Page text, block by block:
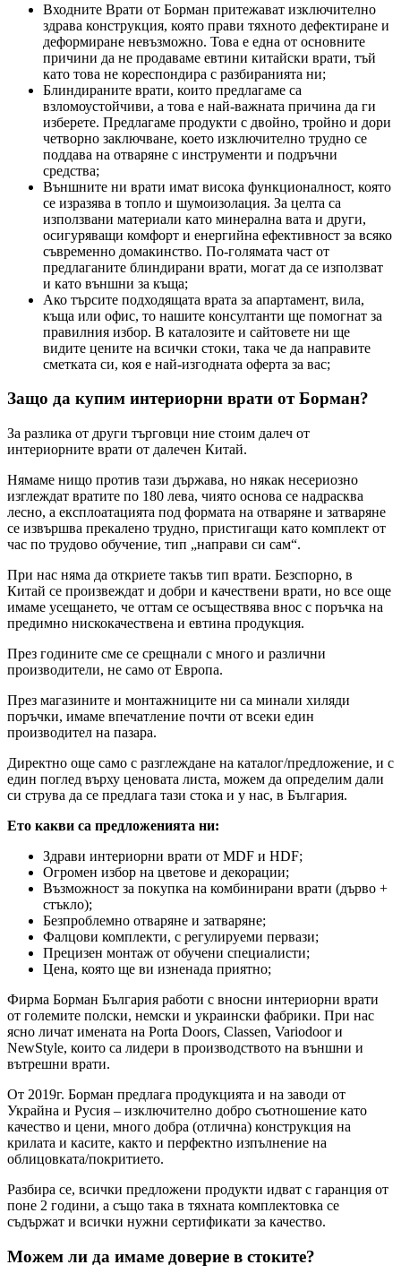
Входните Врати от Борман притежават изключително
здрава конструкция, която прави тяхното дефектиране и
деформиране невъзможно. Това е една от основните
причини да не продаваме евтини китайски врати, тъй
като това не кореспондира с разбиранията ни;
Блиндираните врати, които предлагаме са
взломоустойчиви, а това е най-важната причина да ги
изберете. Предлагаме продукти с двойно, тройно и дори
четворно заключване, което изключително трудно се
поддава на отваряне с инструменти и подръчни
средства;
Външните ни врати имат висока функционалност, която
се изразява в топло и шумоизолация. За целта са
използвани материали като минерална вата и други,
осигуряващи комфорт и енергийна ефективност за всяко
съвременно домакинство. По-голямата част от
предлаганите блиндирани врати, могат да се използват
и като външни за къща;
Ако търсите подходящата врата за апартамент, вила,
къща или офис, то нашите консултанти ще помогнат за
правилния избор. В каталозите и сайтовете ни ще
видите цените на всички стоки, така че да направите
сметката си, коя е най-изгодната оферта за вас;
Защо да купим интериорни врати от Борман?
За разлика от други търговци ние стоим далеч от
интериорните врати от далечен Китай.
Нямаме нищо против тази държава, но някак несериозно
изглеждат вратите по 180 лева, чиято основа се надрасква
лесно, а експлоатацията под формата на отваряне и затваряне
се извършва прекалено трудно, пристигащи като комплект от
час по трудово обучение, тип „направи си сам“.
При нас няма да откриете такъв тип врати. Безспорно, в
Китай се произвеждат и добри и качествени врати, но все още
имаме усещането, че оттам се осъществява внос с поръчка на
предимно нискокачествена и евтина продукция.
През годините сме се срещнали с много и различни
производители, не само от Европа.
През магазините и монтажниците ни са минали хиляди
поръчки, имаме впечатление почти от всеки един
производител на пазара.
Директно още само с разглеждане на каталог/предложение, и с
един поглед върху ценовата листа, можем да определим дали
си струва да се предлага тази стока и у нас, в България.
Ето какви са предложенията ни:
Здрави интериорни врати от MDF и HDF;
Огромен избор на цветове и декорации;
Възможност за покупка на комбинирани врати (дърво +
стъкло);
Безпроблемно отваряне и затваряне;
Фалцови комплекти, с регулируеми первази;
Прецизен монтаж от обучени специалисти;
Цена, която ще ви изненада приятно;
Фирма Борман България работи с вносни интериорни врати
от големите полски, немски и украински фабрики. При нас
ясно личат имената на Porta Doors, Classen, Variodoor и
NewStyle, които са лидери в производството на външни и
вътрешни врати.
От 2019г. Борман предлага продукцията и на заводи от
Украйна и Русия – изключително добро съотношение като
качество и цени, много добра (отлична) конструкция на
крилата и касите, както и перфектно изпълнение на
облицовката/покритието.
Разбира се, всички предложени продукти идват с гаранция от
поне 2 години, а също така в тяхната комплектовка се
съдържат и всички нужни сертификати за качество.
Можем ли да имаме доверие в стоките?